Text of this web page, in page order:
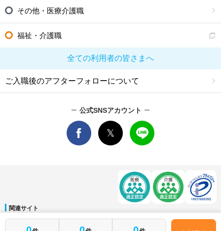
その他・医療介護職
福祉・介護職
全ての利用者の皆さまへ
ご入職後のアフターフォローについて
公式SNSアカウント
関連サイト
マイナビDOCTOR│マイナビ看護師│マイナビ薬剤師│マイナビ保育士